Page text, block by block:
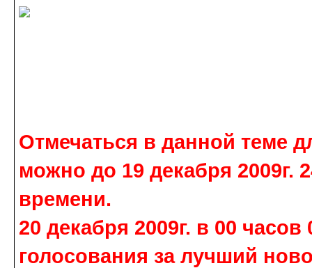
Отмечаться в данной теме
можно до 19 декабря 2009г.
времени.
20 декабря 2009г. в 00
голосования за лучший